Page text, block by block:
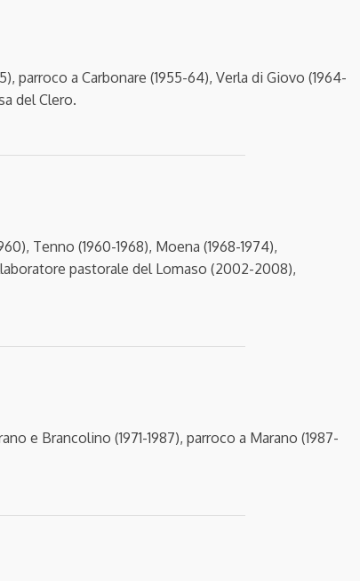
parroco a Carbonare (1955-64), Verla di Giovo (1964-
del Clero.
Tenno (1960-1968), Moena (1968-1974),
pastorale del Lomaso (2002-2008),
e Brancolino (1971-1987), parroco a Marano (1987-